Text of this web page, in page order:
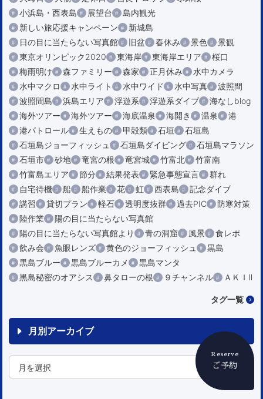
Reserve
ご予約
小浜島・西表島
展望台
島内観光
新しい旅応援キャンペーン
新城島
日の目に当たらない写真館
旧盆 春休み 景色
景観
東京オリンピック2020
東海岸 東海岸エリア
桜口
梅雨明け
森ファミリー 森家 正月休み
水中カメラ
水中マクロ
水中ライト 水中ワイド 水中写真
波照間
波照間島
浜島エリア 浮遊系 浮遊系ダイブ
海なしblog
海外ツアー
海外ツアー 海底温泉 海開き 温泉
港
港パトロール
生えもの 甲殻類 石垣
石垣島
石垣島ジョーフィッシュ
石垣島ダイビング
石垣島マラソン
石垣市
砂地 竜宮の根 竜宮城 竹富北
竹富南
竹富島エリア
節分 結果発表 緊急事態宣言
群れ
自宅待機
船 船作業 花 虹 西表島
記念ダイブ
講習
貸切プラン 軽石 透明度抜群 過去PIC
防寒対策
陸作業
陽の目に当たらない写真館
陽の目に当たらない写真館より
青の洞窟 風景
食レポ
飲み会
魚眼レンズ 黄色のジョーフィッシュ
黒島
黒島ブルー
黒島ブルーカメ
黒島マンタ
黒島秘密のオアシス
鼻タローの根 ９チャンネル ＡＫＩⅡ
タグ一覧
月別アーカイブ